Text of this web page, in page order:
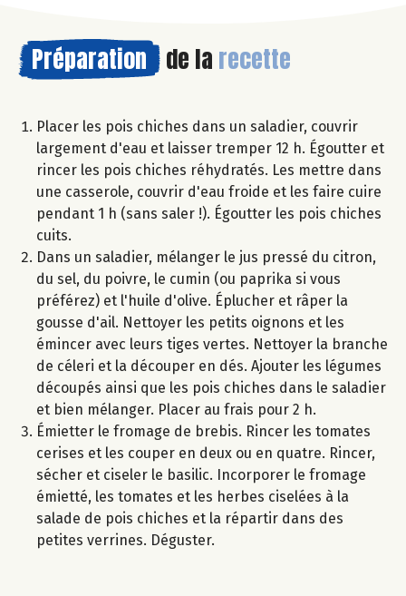
Préparation de la recette
Placer les pois chiches dans un saladier, couvrir
largement d'eau et laisser tremper 12 h. Égoutter et
rincer les pois chiches réhydratés. Les mettre dans
une casserole, couvrir d'eau froide et les faire cuire
pendant 1 h (sans saler !). Égoutter les pois chiches
cuits.
Dans un saladier, mélanger le jus pressé du citron,
du sel, du poivre, le cumin (ou paprika si vous
préférez) et l'huile d'olive. Éplucher et râper la
gousse d'ail. Nettoyer les petits oignons et les
émincer avec leurs tiges vertes. Nettoyer la branche
de céleri et la découper en dés. Ajouter les légumes
découpés ainsi que les pois chiches dans le saladier
et bien mélanger. Placer au frais pour 2 h.
Émietter le fromage de brebis. Rincer les tomates
cerises et les couper en deux ou en quatre. Rincer,
sécher et ciseler le basilic. Incorporer le fromage
émietté, les tomates et les herbes ciselées à la
salade de pois chiches et la répartir dans des
petites verrines. Déguster.